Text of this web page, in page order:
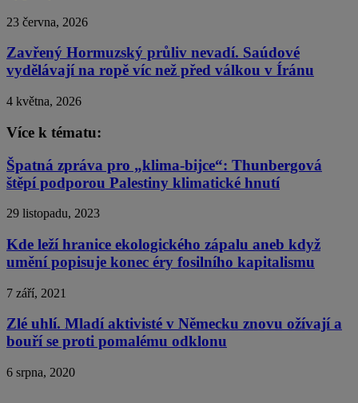
23 června, 2026
Zavřený Hormuzský průliv nevadí. Saúdové
vydělávají na ropě víc než před válkou v Íránu
4 května, 2026
Více k tématu:
Špatná zpráva pro „klima-bijce“: Thunbergová
štěpí podporou Palestiny klimatické hnutí
29 listopadu, 2023
Kde leží hranice ekologického zápalu aneb když
umění popisuje konec éry fosilního kapitalismu
7 září, 2021
Zlé uhlí. Mladí aktivisté v Německu znovu ožívají a
bouří se proti pomalému odklonu
6 srpna, 2020